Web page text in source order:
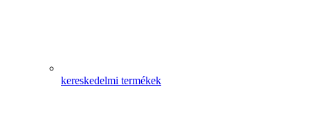
kereskedelmi termékek